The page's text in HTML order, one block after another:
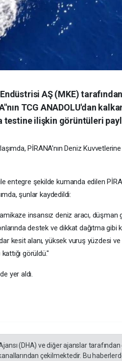
AŞ (MKE) tarafından
TCG ANADOLU'dan
testine ilişkin görüntüleri
PİRANA'nın Deniz
entegre şekilde kumanda edilen
şunlar kaydedildi:
insansız deniz aracı, düşman
destek ve dikkat dağıtma gibi
kesit alanı, yüksek vuruş yüzdesi
görüldü."
yer aldı.
(DHA) ve diğer ajanslar
çekilmektedir. Bu